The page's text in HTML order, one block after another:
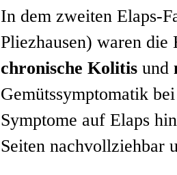
In dem zweiten Elaps-
Pliezhausen) waren die
chronische Kolitis und
Gemütssymptomatik
Symptome auf Elaps
Seiten nachvollziehbar